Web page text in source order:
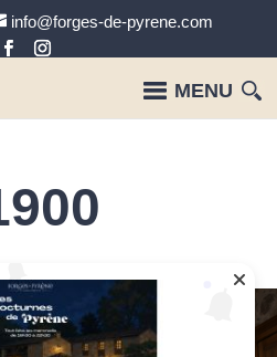
info@forges-de-pyrene.com